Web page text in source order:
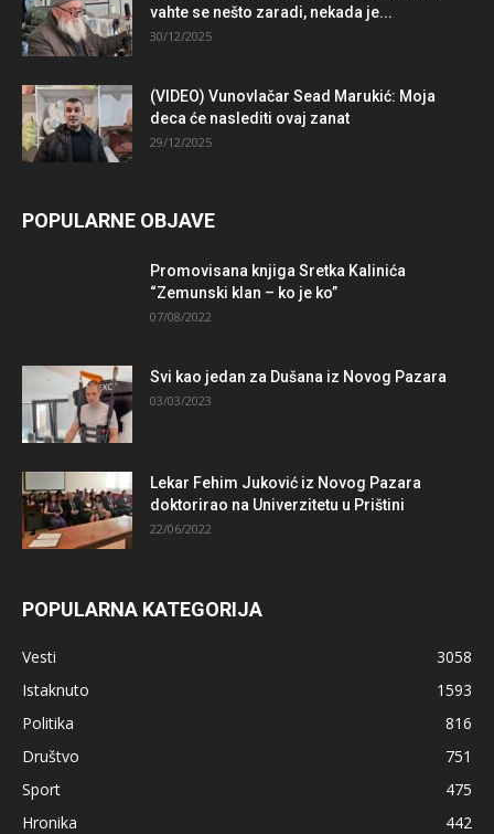
vahte se nešto zaradi, nekada je...
30/12/2025
(VIDEO) Vunovlačar Sead Marukić: Moja
deca će naslediti ovaj zanat
29/12/2025
POPULARNE OBJAVE
Promovisana knjiga Sretka Kalinića
“Zemunski klan – ko je ko”
07/08/2022
Svi kao jedan za Dušana iz Novog Pazara
03/03/2023
Lekar Fehim Juković iz Novog Pazara
doktorirao na Univerzitetu u Prištini
22/06/2022
POPULARNA KATEGORIJA
Vesti
3058
Istaknuto
1593
Politika
816
Društvo
751
Sport
475
Hronika
442